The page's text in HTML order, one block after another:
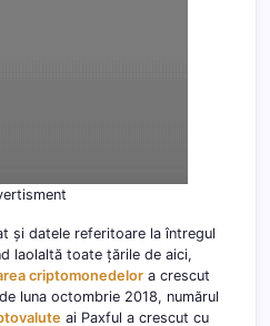
și datele referitoare la întregul
laolaltă toate țările de aici,
criptomonedelor a crescut
luna octombrie 2018, numărul
ai Paxful a crescut cu